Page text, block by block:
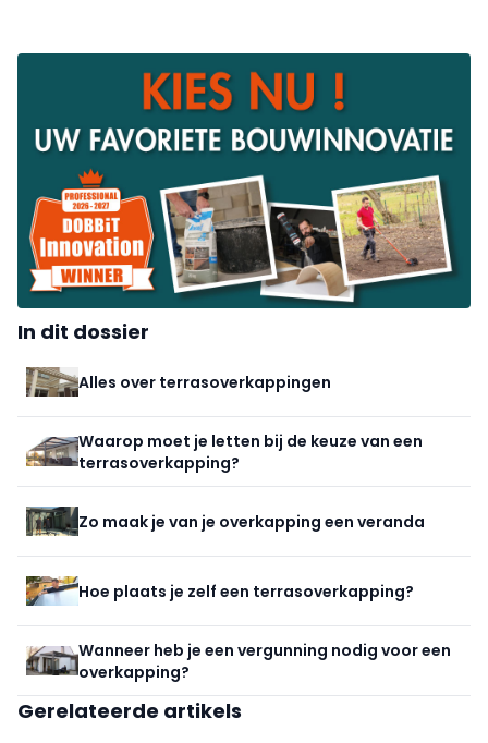
In dit dossier
Alles over terrasoverkappingen
Waarop moet je letten bij de keuze van een
terrasoverkapping?
Zo maak je van je overkapping een veranda
Hoe plaats je zelf een terrasoverkapping?
Wanneer heb je een vergunning nodig voor een
overkapping?
Gerelateerde artikels